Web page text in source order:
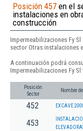
Posición 457 en el
instalaciones en
construcción
Impermeabilizaciones Fy
sector Otras instalaciones
A continuación podrá
Impermeabilizaciones Fy
Posición
Sector
Nombre
452 EXCAVE 2000
453